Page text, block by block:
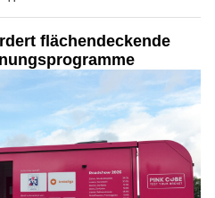
flächendeckende